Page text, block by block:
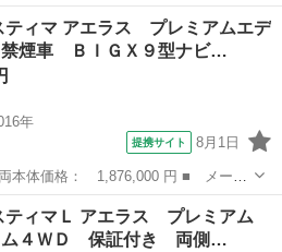
スティマ ■ グレード名： アエラ
定中古車 純正ナビ バックカメ
ティマ アエラス プレミアムエデ
煙車 ＢＩＧＸ９型ナビ…
年
提携サイト 8月1日
スティマ ■ グレード名： アエラ
煙車 ＢＩＧＸ９型ナビ バックカ
ティマＬ アエラス プレミアム
ム４ＷＤ 保証付き 両側…